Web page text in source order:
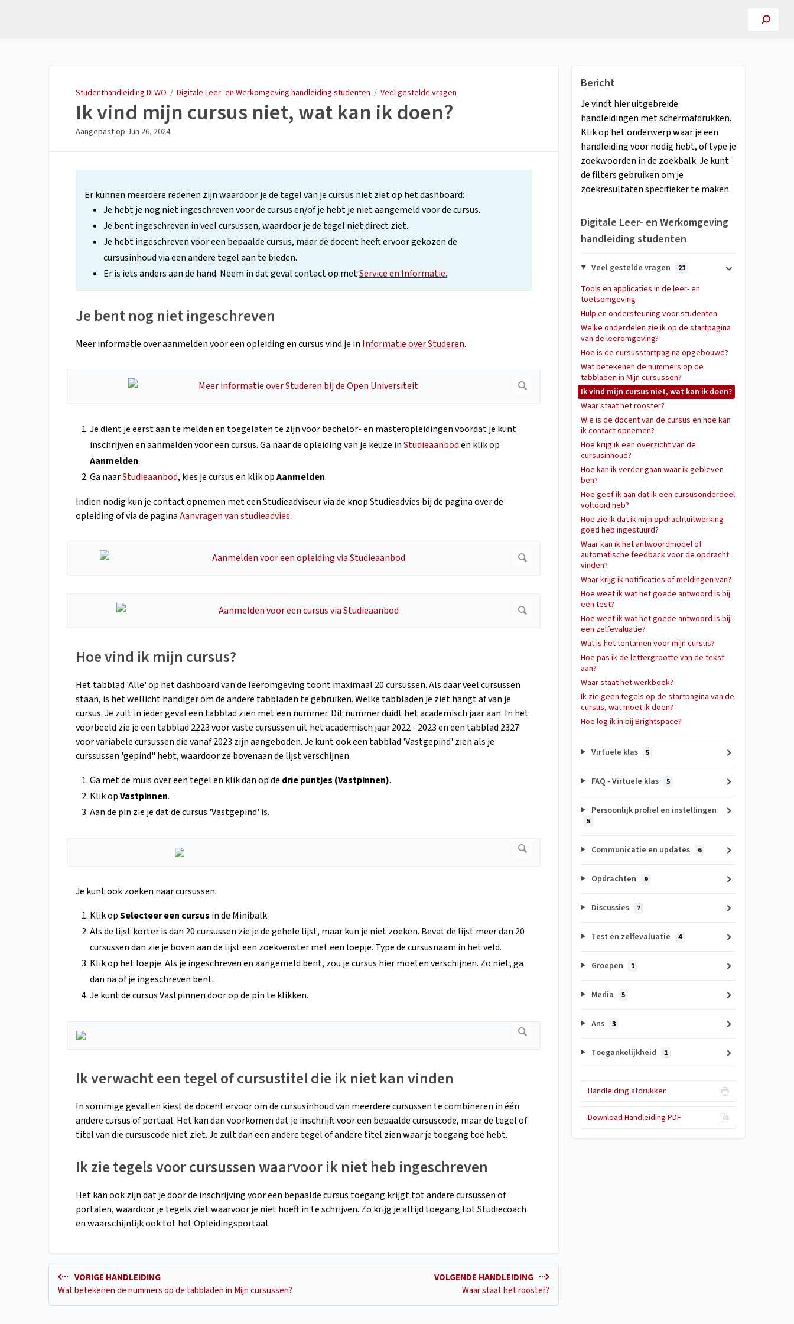
Studenthandleiding DLWO / Digitale Leer- en Werkomgeving handleiding studenten / Veel gestelde vragen
Ik vind mijn cursus niet, wat kan ik doen?
Aangepast op Jun 26, 2024
Er kunnen meerdere redenen zijn waardoor je de tegel van je cursus niet ziet op het dashboard:
Je hebt je nog niet ingeschreven voor de cursus en/of je hebt je niet aangemeld voor de cursus.
Je bent ingeschreven in veel cursussen, waardoor je de tegel niet direct ziet.
Je hebt ingeschreven voor een bepaalde cursus, maar de docent heeft ervoor gekozen de
cursusinhoud via een andere tegel aan te bieden.
Er is iets anders aan de hand. Neem in dat geval contact op metService en Informatie.
Je bent nog niet ingeschreven
Meer informatie over aanmelden voor een opleiding en cursus vind je in Informatie over Studeren.
Je dient je eerst aan te melden en toegelaten te zijn voor bachelor- en masteropleidingen voordat je kunt
inschrijven en aanmelden voor een cursus. Ga naar de opleiding van je keuze inStudieaanboden klik op
Aanmelden.
Ga naarStudieaanbod, kies je cursus en klik opAanmelden.
Indien nodig kun je contact opnemen met een Studieadviseur via de knop Studieadvies bij de pagina over de
opleiding of via de paginaAanvragen van studieadvies.
Hoe vind ik mijn cursus?
Het tabblad 'Alle' op het dashboard van de leeromgeving toont maximaal 20 cursussen. Als daar veel cursussen
staan, is het wellicht handiger om de andere tabbladen te gebruiken. Welke tabbladen je ziet hangt af van je
cursus. Je zult in ieder geval een tabblad zien met een nummer. Dit nummer duidt het academisch jaar aan. In het
voorbeeld zie je een tabblad 2223 voor vaste cursussen uit het academisch jaar 2022 - 2023 en een tabblad 2327
voor variabele cursussen die vanaf 2023 zijn aangeboden. Je kunt ook een tabblad 'Vastgepind' zien als je
curssussen 'gepind" hebt, waardoor ze bovenaan de lijst verschijnen.
Ga met de muis over een tegel en klik dan op de drie puntjes (Vastpinnen).
Klik opVastpinnen.
Aan de pin zie je dat de cursus 'Vastgepind' is.
Je kunt ook zoeken naar cursussen.
Klik opSelecteer een cursus in de Minibalk.
Als de lijst korter is dan 20 cursussen zie je de gehele lijst, maar kun je niet zoeken. Bevat de lijst meer dan 20
cursussen dan zie je boven aan de lijst een zoekvenster met een loepje. Type de cursusnaam in het veld.
Klik op het loepje. Als je ingeschreven en aangemeld bent, zou je cursus hier moeten verschijnen. Zo niet, ga
dan na of je ingeschreven bent.
Je kunt de cursus Vastpinnen door op de pin te klikken.
Ik verwacht een tegel of cursustitel die ik niet kan vinden
In sommige gevallen kiest de docent ervoor om de cursusinhoud van meerdere cursussen te combineren in één
andere cursus of portaal. Het kan dan voorkomen dat je inschrijft voor een bepaalde cursuscode, maar de tegel of
titel van die cursuscode niet ziet. Je zult dan een andere tegel of andere titel zien waar je toegang toe hebt.
Ik zie tegels voor cursussen waarvoor ik niet heb ingeschreven
Het kan ook zijn dat je door de inschrijving voor een bepaalde cursus toegang krijgt tot andere cursussen of
portalen, waardoor je tegels ziet waarvoor je niet hoeft in te schrijven. Zo krijg je altijd toegang tot Studiecoach
en waarschijnlijk ook tot het Opleidingsportaal.
VORIGE HANDLEIDING
Wat betekenen de nummers op de tabbladen in Mijn cursussen?
VOLGENDE HANDLEIDING
Waar staat het rooster?
Bericht
Je vindt hier uitgebreide
handleidingen met schermafdrukken.
Klik op het onderwerp waar je een
handleiding voor nodig hebt, of type je
zoekwoorden in de zoekbalk. Je kunt
de filters gebruiken om je
zoekresultaten specifieker te maken.
Digitale Leer- en Werkomgeving
handleiding studenten
Veel gestelde vragen 21
Tools en applicaties in de leer- en
toetsomgeving
Hulp en ondersteuning voor studenten
Welke onderdelen zie ik op de startpagina
van de leeromgeving?
Hoe is de cursusstartpagina opgebouwd?
Wat betekenen de nummers op de
tabbladen in Mijn cursussen?
Ik vind mijn cursus niet, wat kan ik doen?
Waar staat het rooster?
Wie is de docent van de cursus en hoe kan
ik contact opnemen?
Hoe krijg ik een overzicht van de
cursusinhoud?
Hoe kan ik verder gaan waar ik gebleven
ben?
Hoe geef ik aan dat ik een cursusonderdeel
voltooid heb?
Hoe zie ik dat ik mijn opdrachtuitwerking
goed heb ingestuurd?
Waar kan ik het antwoordmodel of
automatische feedback voor de opdracht
vinden?
Waar krijg ik notificaties of meldingen van?
Hoe weet ik wat het goede antwoord is bij
een test?
Hoe weet ik wat het goede antwoord is bij
een zelfevaluatie?
Wat is het tentamen voor mijn cursus?
Hoe pas ik de lettergrootte van de tekst
aan?
Waar staat het werkboek?
Ik zie geen tegels op de startpagina van de
cursus, wat moet ik doen?
Hoe log ik in bij Brightspace?
Virtuele klas 5
FAQ - Virtuele klas 5
Persoonlijk profiel en instellingen
5
Communicatie en updates 6
Opdrachten 9
Discussies 7
Test en zelfevaluatie 4
Groepen 1
Media 5
Ans 3
Toegankelijkheid 1
Handleiding afdrukken
Download Handleiding PDF